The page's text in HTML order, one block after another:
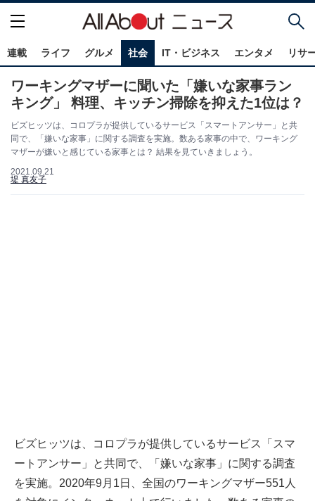
連載 ライフ グルメ 社会 IT・ビジネス エンタメ リサ
ワーキングマザーに聞いた「嫌いな家事ラン
キング」 料理、キッチン掃除を抑えた1位は？
ビズヒッツは、コロプラが提供しているサービス「スマートアンサー」と共
同で、「嫌いな家事」に関する調査を実施。数ある家事の中で、ワーキング
マザーが嫌いと感じている家事とは？ 結果を見ていきましょう。
2021.09.21
堤 真友子
ビズヒッツは、コロプラが提供しているサービス「スマ
ートアンサー」と共同で、「嫌いな家事」に関する調査
を実施。2020年9月1日、全国のワーキングマザー551人